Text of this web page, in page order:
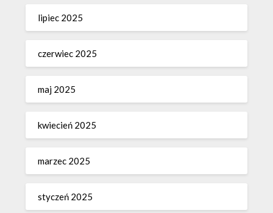
lipiec 2025
czerwiec 2025
maj 2025
kwiecień 2025
marzec 2025
styczeń 2025